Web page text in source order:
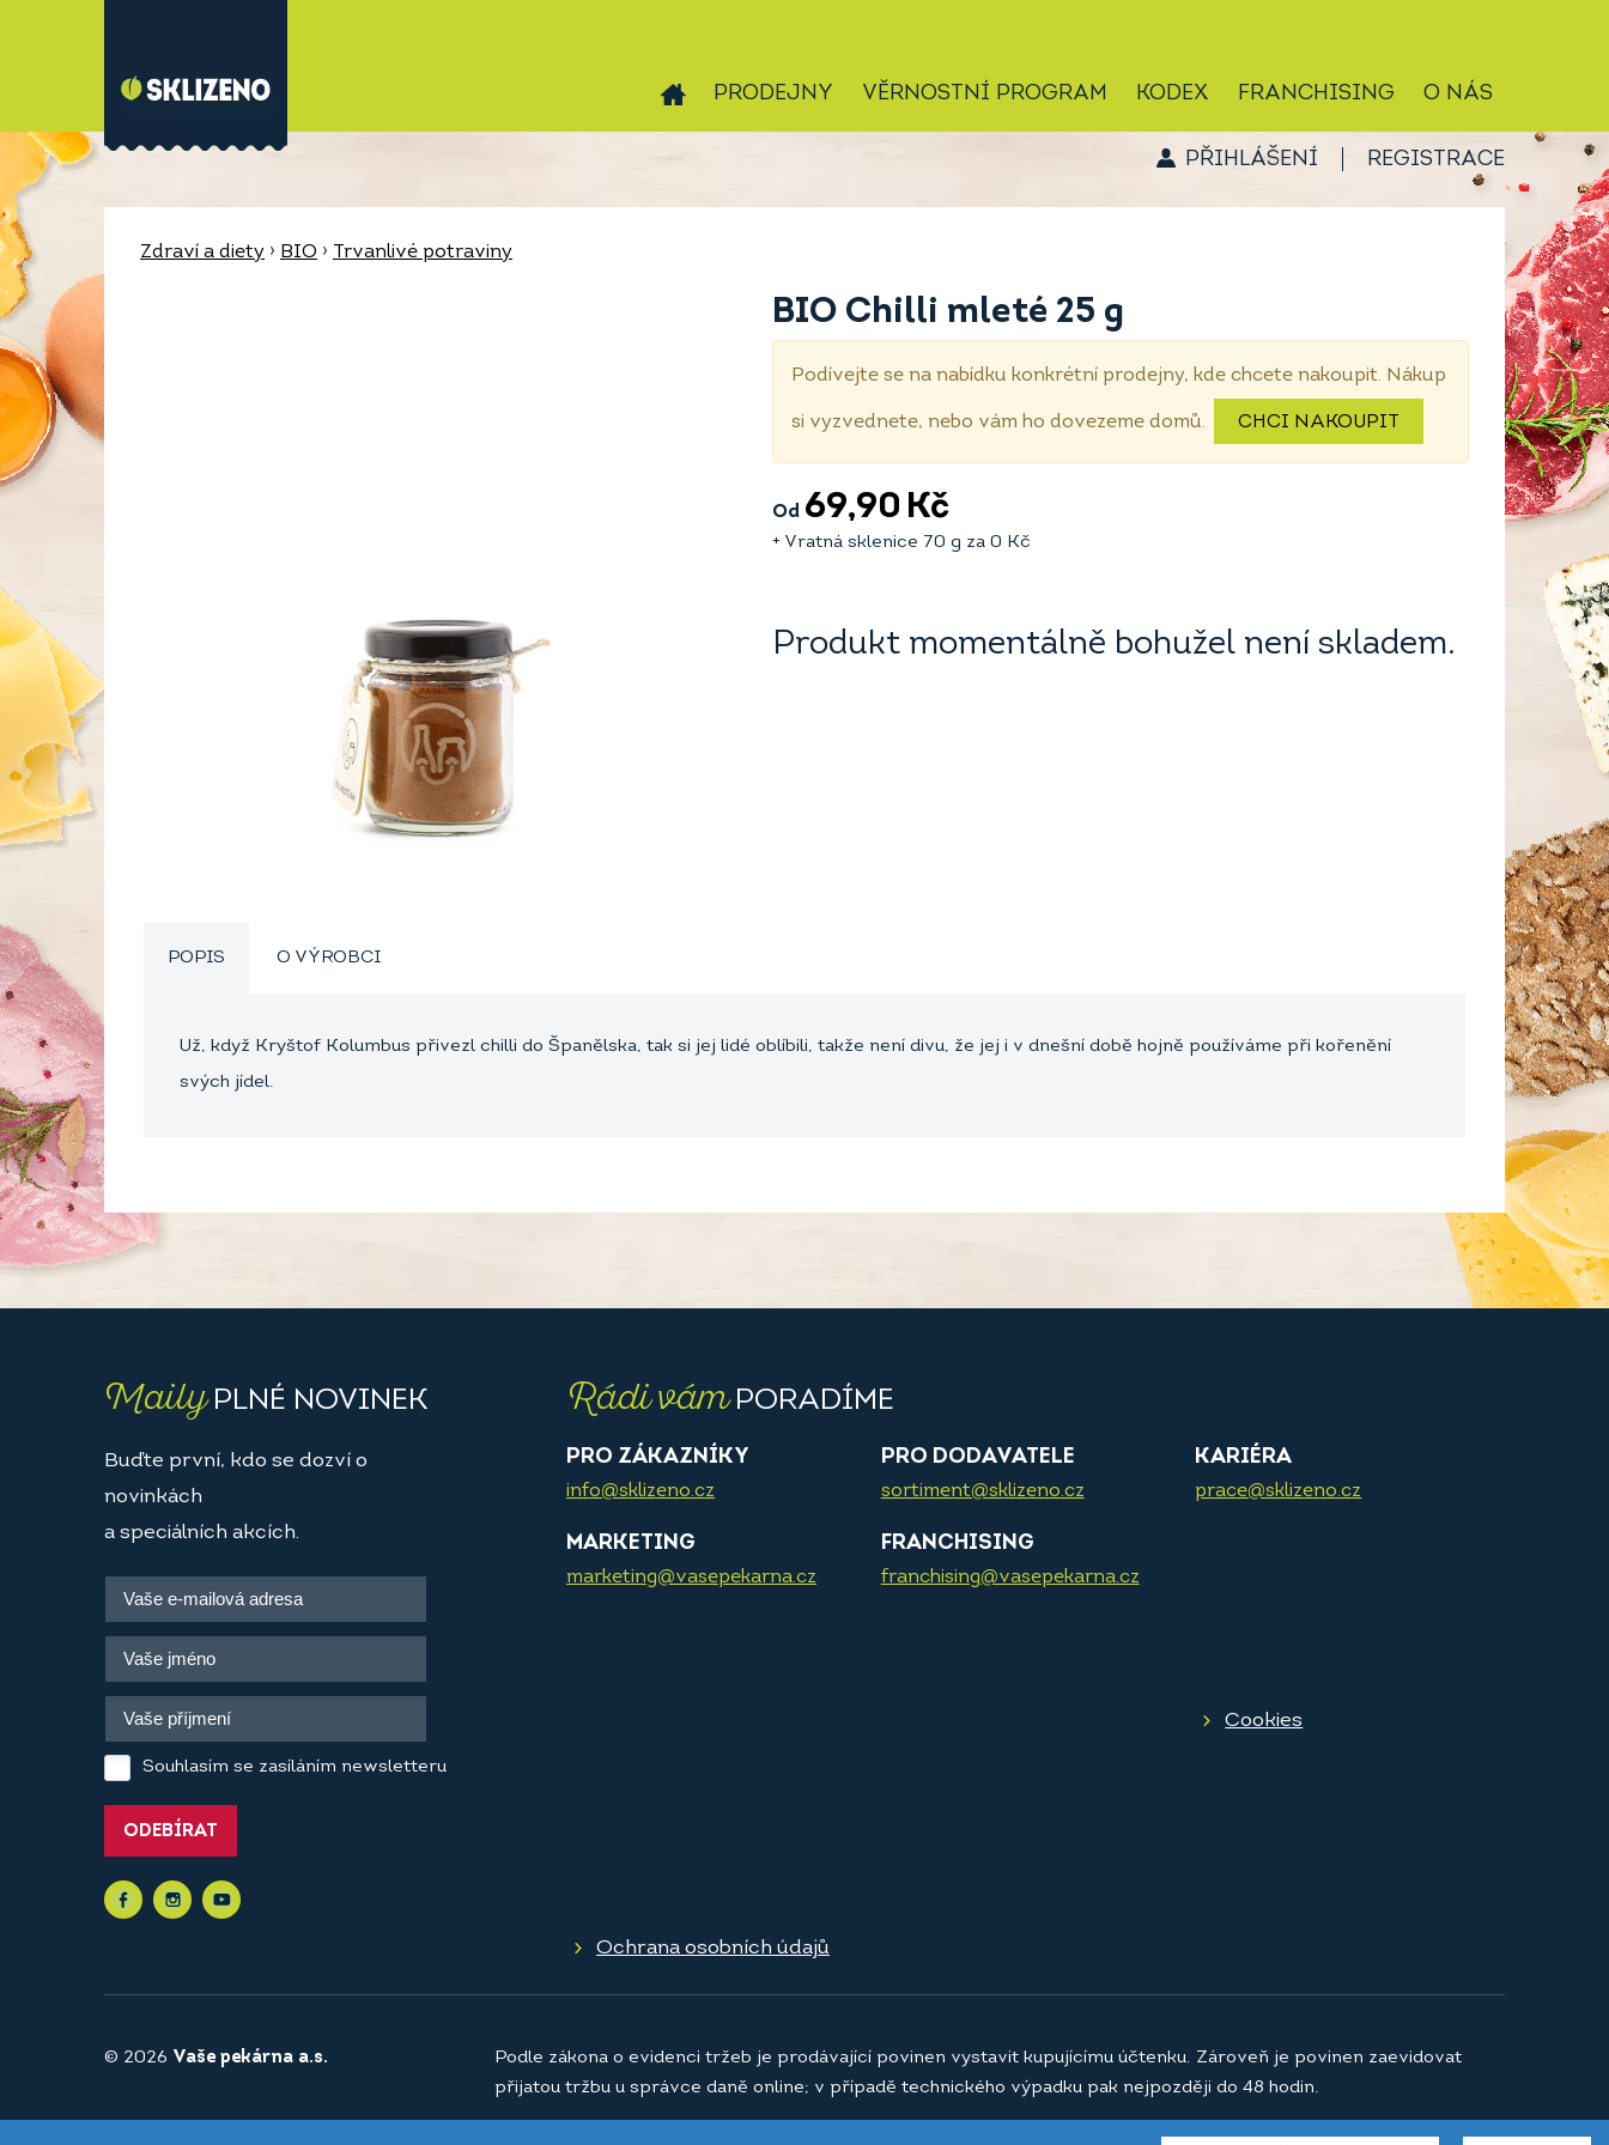
PRODEJNY VĚRNOSTNÍ PROGRAM KODEX FRANCHISING O NÁS
PŘIHLÁŠENÍ REGISTRACE
Zdraví a diety › BIO › Trvanlivé potraviny
BIO Chilli mleté 25 g
Podívejte se na nabídku konkrétní prodejny, kde chcete nakoupit. Nákup
si vyzvednete, nebo vám ho dovezeme domů. CHCI NAKOUPIT
Od 69,90 Kč
+ Vratná sklenice 70 g za 0 Kč
Produkt momentálně bohužel není skladem.
POPIS O VÝROBCI
Už, když Kryštof Kolumbus přivezl chilli do Španělska, tak si jej lidé oblíbili, takže není divu, že jej i v dnešní době hojně používáme při kořenění
svých jídel.
MailyPLNÉ NOVINEK
Buďte první, kdo se dozví o
novinkách
a speciálních akcích.
Souhlasím se zasíláním newsletteru
ODEBÍRAT
Rádi vámPORADÍME
PRO ZÁKAZNÍKY
info@sklizeno.cz
PRO DODAVATELE
sortiment@sklizeno.cz
KARIÉRA
prace@sklizeno.cz
MARKETING
marketing@vasepekarna.cz
FRANCHISING
franchising@vasepekarna.cz
Cookies
Ochrana osobních údajů
© 2026 Vaše pekárna a.s.
Podle zákona o evidenci tržeb je prodávající povinen vystavit kupujícímu účtenku. Zároveň je povinen zaevidovat
přijatou tržbu u správce daně online; v případě technického výpadku pak nejpozději do 48 hodin.